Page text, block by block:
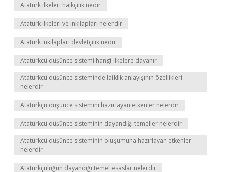
Atatürk ilkeleri halkçılık nedir
Atatürk ilkeleri ve inkılapları nelerdir
Atatürk inkılapları devletçilik nedir
Atatürkçü düşünce sistemi hangi ilkelere dayanır
Atatürkçü düşünce sisteminde laiklik anlayışının özellikleri
nelerdir
Atatürkçü düşünce sistemini hazırlayan etkenler nelerdir
Atatürkçü düşünce sisteminin dayandığı temeller nelerdir
Atatürkçü düşünce sisteminin oluşumuna hazırlayan etkenler
nelerdir
Atatürkçülüğün dayandığı temel esaslar nelerdir